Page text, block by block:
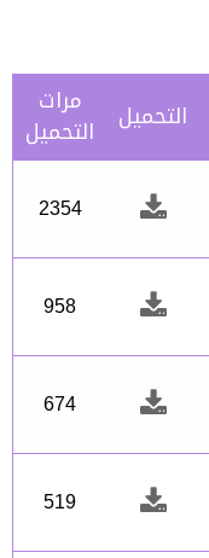
التحميل مرات
التحميل
2354
958
674
519